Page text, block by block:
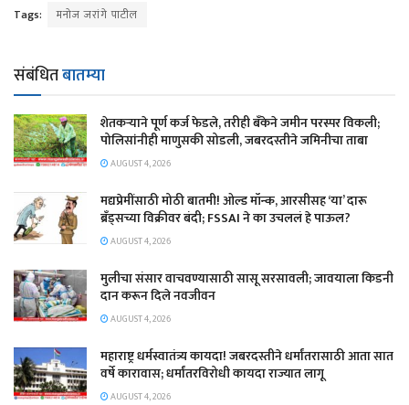
Tags: मनोज जरांगे पाटील
संबंधितबातम्या
शेतकऱ्याने पूर्ण कर्ज फेडले, तरीही बँकेने जमीन परस्पर विकली;
पोलिसांनीही माणुसकी सोडली, जबरदस्तीने जमिनीचा ताबा
AUGUST 4, 2026
मद्यप्रेमींसाठी मोठी बातमी! ओल्ड मॉन्क, आरसीसह ‘या’ दारू
ब्रँड्सच्या विक्रीवर बंदी; FSSAI ने का उचललं हे पाऊल?
AUGUST 4, 2026
मुलीचा संसार वाचवण्यासाठी सासू सरसावली; जावयाला किडनी
दान करून दिले नवजीवन
AUGUST 4, 2026
महाराष्ट्र धर्मस्वातंत्र्य कायदा! जबरदस्तीने धर्मांतरासाठी आता सात
वर्षे कारावास; धर्मांतरविरोधी कायदा राज्यात लागू
AUGUST 4, 2026